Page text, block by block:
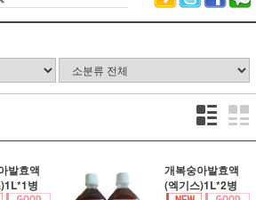
발효액
병
개복숭아발효액
(엑기스)1L*2병